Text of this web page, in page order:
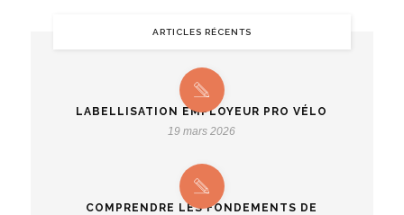
ARTICLES RÉCENTS
LABELLISATION EMPLOYEUR PRO VÉLO
19 mars 2026
COMPRENDRE LES FONDEMENTS DE